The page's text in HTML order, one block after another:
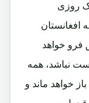
روزی
افغانستان
فرو خواهد
نباشد، همه
خواهد ماند و